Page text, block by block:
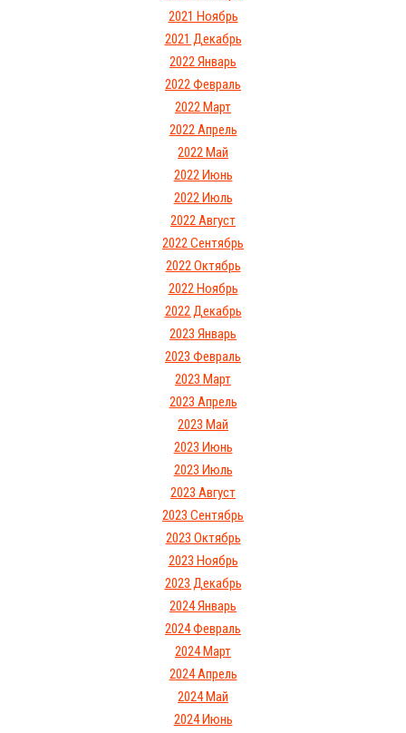
2021 Ноябрь
2021 Декабрь
2022 Январь
2022 Февраль
2022 Март
2022 Апрель
2022 Май
2022 Июнь
2022 Июль
2022 Август
2022 Сентябрь
2022 Октябрь
2022 Ноябрь
2022 Декабрь
2023 Январь
2023 Февраль
2023 Март
2023 Апрель
2023 Май
2023 Июнь
2023 Июль
2023 Август
2023 Сентябрь
2023 Октябрь
2023 Ноябрь
2023 Декабрь
2024 Январь
2024 Февраль
2024 Март
2024 Апрель
2024 Май
2024 Июнь